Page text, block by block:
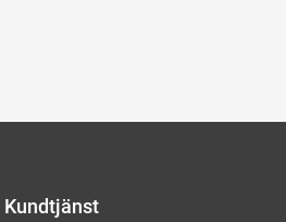
Kundtjänst